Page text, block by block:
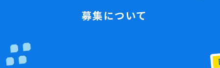
募集について